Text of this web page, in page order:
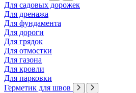
Для садовых дорожек
Для дренажа
Для фундамента
Для дороги
Для грядок
Для отмостки
Для газона
Для кровли
Для парковки
Герметик для швов